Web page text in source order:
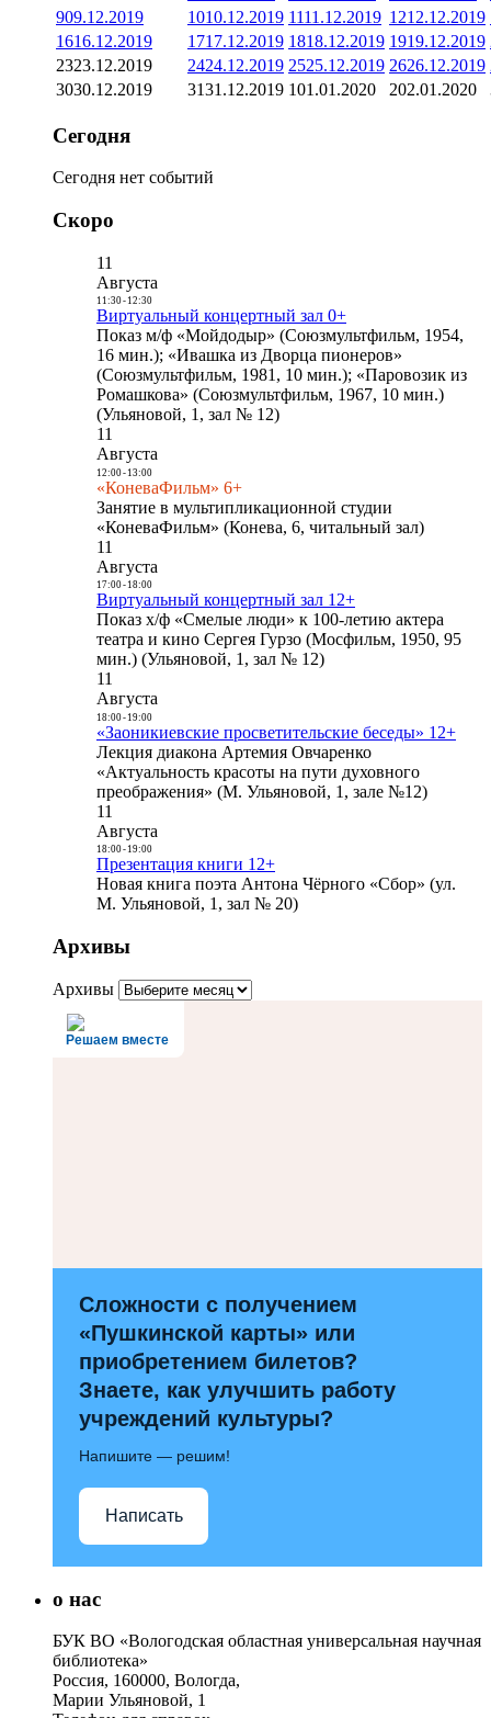
909.12.2019 1010.12.2019 1111.12.2019 1212.12.2019
1616.12.2019 1717.12.2019 1818.12.2019 1919.12.2019
2323.12.2019 2424.12.2019 2525.12.2019 2626.12.2019
3030.12.2019 3131.12.2019 101.01.2020 202.01.2020
Сегодня
Сегодня нет событий
Скоро
11
Августа
11:30- 12:30
Виртуальный концертный зал 0+
Показ м/ф «Мойдодыр» (Союзмультфильм, 1954,
16 мин.); «Ивашка из Дворца пионеров»
(Союзмультфильм, 1981, 10 мин.); «Паровозик из
Ромашкова» (Союзмультфильм, 1967, 10 мин.)
(Ульяновой, 1, зал № 12)
11
Августа
12:00- 13:00
«КоневаФильм» 6+
Занятие в мультипликационной студии
«КоневаФильм» (Конева, 6, читальный зал)
11
Августа
17:00- 18:00
Виртуальный концертный зал 12+
Показ х/ф «Смелые люди» к 100-летию актера
театра и кино Сергея Гурзо (Мосфильм, 1950, 95
мин.) (Ульяновой, 1, зал № 12)
11
Августа
18:00- 19:00
«Заоникиевские просветительские беседы» 12+
Лекция диакона Артемия Овчаренко
«Актуальность красоты на пути духовного
преображения» (М. Ульяновой, 1, зале №12)
11
Августа
18:00- 19:00
Презентация книги 12+
Новая книга поэта Антона Чёрного «Сбор» (ул.
М. Ульяновой, 1, зал № 20)
Архивы
Архивы
Решаем вместе
Сложности с получением
«Пушкинской карты» или
приобретением билетов?
Знаете, как улучшить работу
учреждений культуры?
Напишите — решим!
Написать
о нас
БУК ВО «Вологодская областная универсальная научная
библиотека»
Россия, 160000, Вологда,
Марии Ульяновой, 1